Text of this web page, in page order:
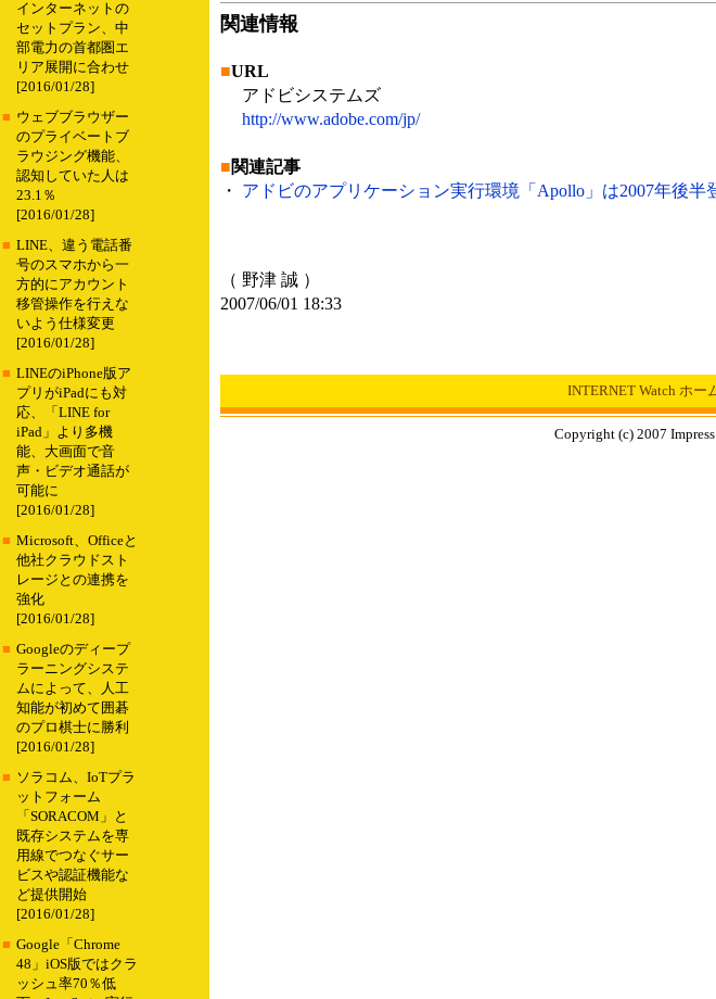
インターネットの
セットプラン、中
部電力の首都圏エ
リア展開に合わせ
[2016/01/28]
■ ウェブブラウザー
のプライベートブ
ラウジング機能、
認知していた人は
23.1％
[2016/01/28]
■ LINE、違う電話番
号のスマホから一
方的にアカウント
移管操作を行えな
いよう仕様変更
[2016/01/28]
■ LINEのiPhone版ア
プリがiPadにも対
応、「LINE for
iPad」より多機
能、大画面で音
声・ビデオ通話が
可能に
[2016/01/28]
■ Microsoft、Officeと
他社クラウドスト
レージとの連携を
強化
[2016/01/28]
■ Googleのディープ
ラーニングシステ
ムによって、人工
知能が初めて囲碁
のプロ棋士に勝利
[2016/01/28]
■ ソラコム、IoTプラ
ットフォーム
「SORACOM」と
既存システムを専
用線でつなぐサー
ビスや認証機能な
ど提供開始
[2016/01/28]
■ Google「Chrome
48」iOS版ではクラ
ッシュ率70％低
関連情報
■URL
アドビシステムズ
http://www.adobe.com/jp/
■関連記事
・ アドビのアプリケーション実行環境「Apollo」は2007年後半
（ 野津 誠 ）
2007/06/01 18:33
INTERNET Watch ホー
Copyright (c) 2007